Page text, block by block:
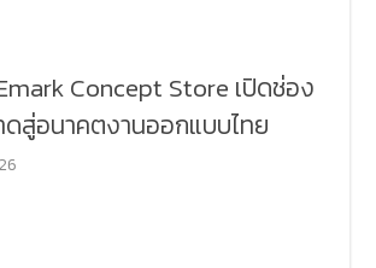
Concept Store เปิดช่อง
ดสู่อนาคตงานออกแบบไทย